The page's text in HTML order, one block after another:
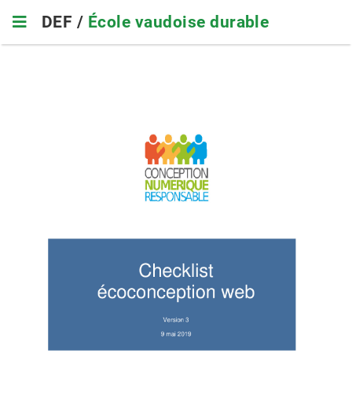
main
DEF / École vaudoise durable